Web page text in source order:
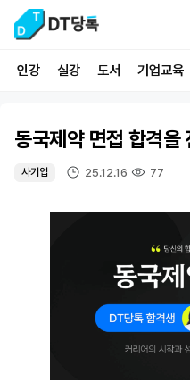
인강 실강 도서 기업교육
동국제약 면접 합격을
사기업 25.12.16 77